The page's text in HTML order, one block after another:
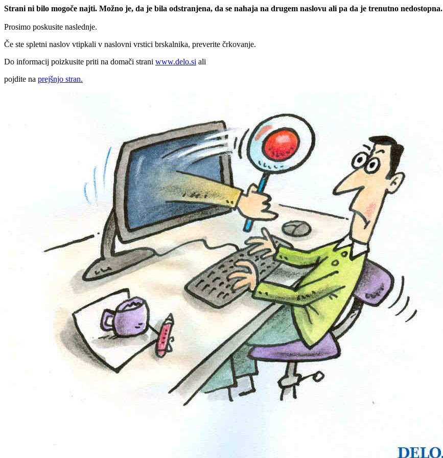
Strani ni bilo mogoče najti. Možno je, da je bila odstranjena, da se nahaja na drugem naslovu ali pa da je trenutno nedostopna.
Prosimo poskusite naslednje.
Če ste spletni naslov vtipkali v naslovni vrstici brskalnika, preverite črkovanje.
Do informacij poizkusite priti na domači strani www.delo.si ali
pojdite na prejšnjo stran.